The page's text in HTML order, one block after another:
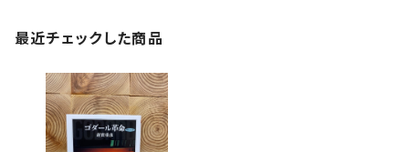
最近チェックした商品